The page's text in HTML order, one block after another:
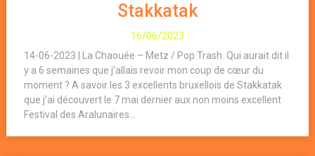
Stakkatak
16/06/2023
14-06-2023 | La Chaouée – Metz / Pop Trash. Qui aurait dit il
y a 6 semaines que j’allais revoir mon coup de cœur du
moment ? A savoir les 3 excellents bruxellois de Stakkatak
que j’ai découvert le 7 mai dernier aux non moins excellent
Festival des Aralunaires...